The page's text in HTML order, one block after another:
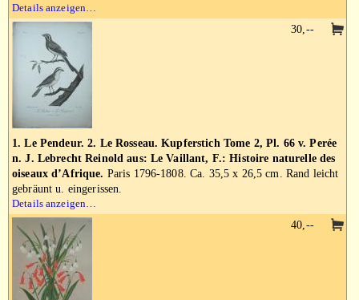
Details anzeigen…
1. Le Pendeur. 2. Le Rosseau. Kupferstich Tome 2, Pl. 66 v. Perée
n. J. Lebrecht Reinold aus: Le Vaillant, F.: Histoire naturelle des
oiseaux d’Afrique. Paris 1796-1808. Ca. 35,5 x 26,5 cm. Rand leicht
gebräunt u. eingerissen.
Details anzeigen…
30,--
40,--